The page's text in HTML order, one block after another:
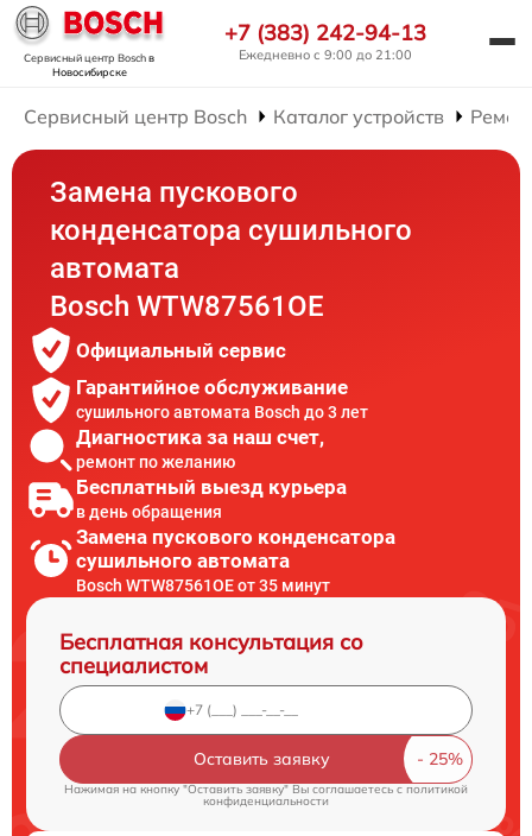
Сервисный центр Boschв
Новосибирске
+7 (383) 242-94-13
Ежедневно с 9:00 до 21:00
Сервисный центр Bosch Каталог устройств
Замена пускового
конденсатора сушильного
автомата
Bosch WTW87561OE
Официальный сервис
Гарантийное обслуживание
сушильного автомата Bosch до 3 лет
Диагностика за наш счет,
ремонт по желанию
Бесплатный выезд курьера
в день обращения
Замена пускового конденсатора
сушильного автомата
Bosch WTW87561OE от 35 минут
Бесплатная консультация со
специалистом
Оставить заявку
Нажимая на кнопку "Оставить заявку" Вы соглашаетесь cполитикой
конфиденциальности